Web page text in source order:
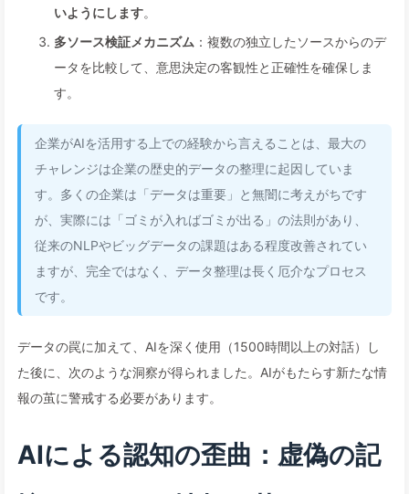
いようにします。
多ソース検証メカニズム ：複数の独立したソースからのデ
ータを比較して、意思決定の客観性と正確性を確保しま
す。
企業がAIを活用する上での経験から言えることは、最大の
チャレンジは企業の歴史的データの整理に起因していま
す。多くの企業は「データは重要」と無闇に考えがちです
が、実際には「ゴミが入ればゴミが出る」の法則があり、
従来のNLPやビッグデータの課題はある程度改善されてい
ますが、完全ではなく、データ整理は長く厄介なプロセス
です。
データの罠に加えて、AIを深く使用（1500時間以上の対話）し
た後に、次のような洞察が得られました。AIがもたらす新たな情
報の茧に警戒する必要があります。
AIによる認知の歪曲：虚偽の記